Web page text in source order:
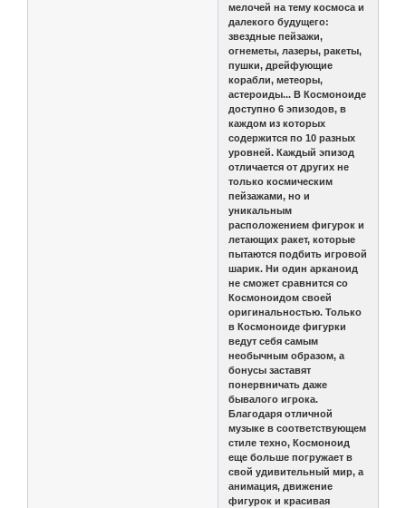
мелочей на тему космоса и
далекого будущего:
звездные пейзажи,
огнеметы, лазеры, ракеты,
пушки, дрейфующие
корабли, метеоры,
астероиды... В Космоноиде
доступно 6 эпизодов, в
каждом из которых
содержится по 10 разных
уровней. Каждый эпизод
отличается от других не
только космическим
пейзажами, но и
уникальным
расположением фигурок и
летающих ракет, которые
пытаются подбить игровой
шарик. Ни один арканоид
не сможет сравнится со
Космоноидом своей
оригинальностью. Только
в Космоноиде фигурки
ведут себя самым
необычным образом, а
бонусы заставят
понервничать даже
бывалого игрока.
Благодаря отличной
музыке в соответствующем
стиле техно, Космоноид
еще больше погружает в
свой удивительный мир, а
анимация, движение
фигурок и красивая